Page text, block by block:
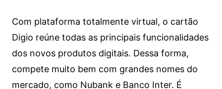
Com plataforma totalmente virtual, o cartão
Digio reúne todas as principais funcionalidades
dos novos produtos digitais. Dessa forma,
compete muito bem com grandes nomes do
mercado, como Nubank e Banco Inter. É